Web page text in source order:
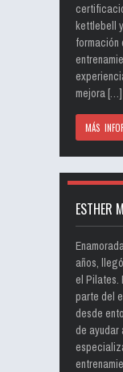
kettlebell
mejora […]
MÁS
ESTHER
años,
el Pilates.
parte del
desde
de ayudar